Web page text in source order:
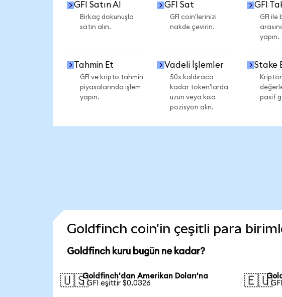
GFI Satın Al
Birkaç dokunuşla
satın alın.
GFI Sat
GFI coin'lerinizi
nakde çevirin.
GFI
GFI ile
yapın.
Tahmin Et
GFI ve kripto tahmin
piyasalarında işlem
yapın.
Vadeli İşlemler
50x kaldıraca
kadar token'larda
uzun veya kısa
pozisyon alın.
Stake
pasif
Goldfinch coin'in çeşitli para
Goldfinch kuru bugün ne kadar?
🇺🇸Goldfinch'dan Amerikan Doları'na
1 GFI eşittir $0,0326
🇪🇺
1